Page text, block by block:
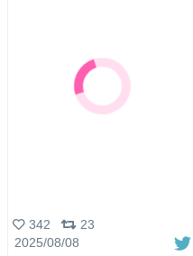
342
23
2025/08/08